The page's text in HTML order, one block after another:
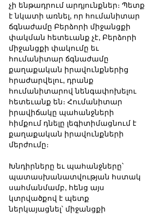
չի ենթադրում արդյունքներ։ Պետք
է նկատի առնել, որ հումանիտար
ճգնաժամը Բերձորի միջանցքի
փակման հետեւանք չէ, Բերձորի
միջանցքի փակումը եւ
հումանիտար ճգնաժամը
քաղաքական իրավունքներից
հրաժարվելու, դրանք
հումանիտարով նենգափոխելու
հետեւանք են։ Հումանիտար
իրավիճակը պահանջների
հիմքում դնելը լեգիտիմացնում է
քաղաքական իրավունքների
մերժումը։
Խնդիրները եւ պահանջները՝
պատասխանատվության հստակ
սահմանմամբ, հենց այս
կտրվածքով է պետք
ներկայացնել՝ միջանցքի